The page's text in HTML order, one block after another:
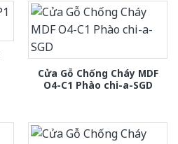
Cửa Gỗ Chống Cháy MDF
O4-C1 Phào chi-a-SGD